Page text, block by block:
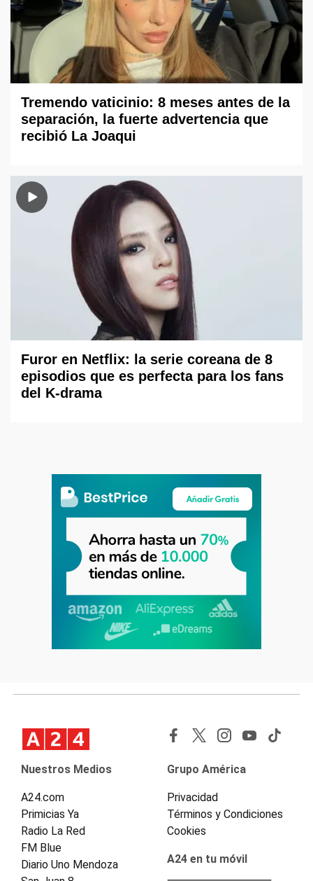
Tremendo vaticinio: 8 meses antes de la
separación, la fuerte advertencia que
recibió La Joaqui
Furor en Netflix: la serie coreana de 8
episodios que es perfecta para los fans
del K-drama
Nuestros Medios
A24.com
Primicias Ya
Radio La Red
FM Blue
Diario Uno Mendoza
Grupo América
Privacidad
Términos y Condiciones
Cookies
A24 en tu móvil